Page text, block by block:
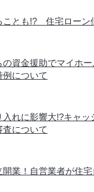
地の新着物件情報が
目 土地の新着物件情
せください。
丁目 土地の新着物件
合わせください。
ことも!? 住宅ローン
の資金援助でマイホ
について
れに影響大!?キャッ
査について
開業！自営業者が住